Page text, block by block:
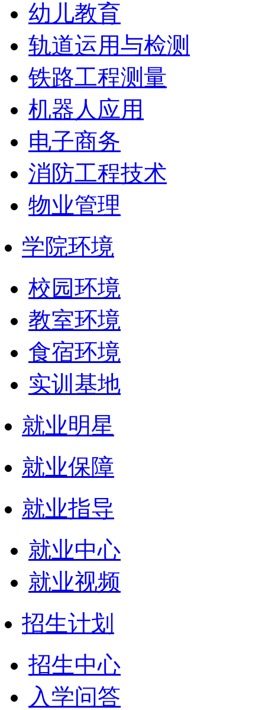
幼儿教育
轨道运用与检测
铁路工程测量
机器人应用
电子商务
消防工程技术
物业管理
学院环境
校园环境
教室环境
食宿环境
实训基地
就业明星
就业保障
就业指导
就业中心
就业视频
招生计划
招生中心
入学问答